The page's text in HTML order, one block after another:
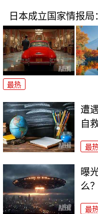
日本成立国家情报
最热
遭
自
最
曝
么？
最